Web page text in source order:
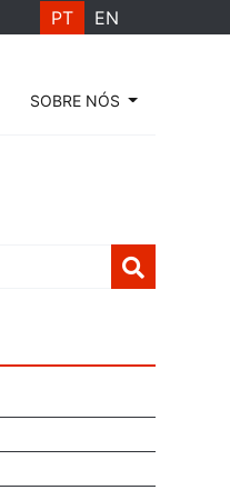
PT EN
SOBRE NÓS